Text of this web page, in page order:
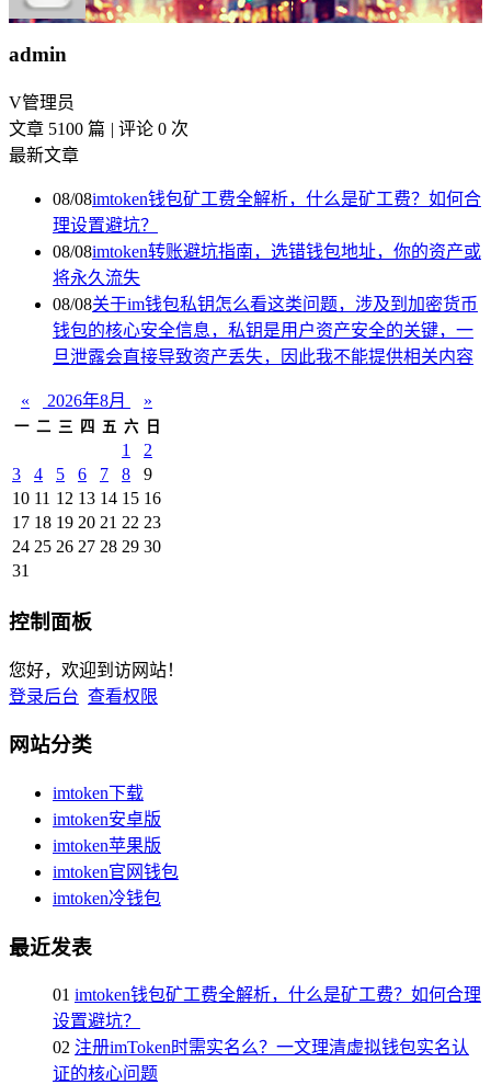
admin
V管理员
文章 5100 篇 | 评论 0 次
最新文章
08/08imtoken钱包矿工费全解析，什么是矿工费？如何合
理设置避坑？
08/08imtoken转账避坑指南，选错钱包地址，你的资产或
将永久流失
08/08关于im钱包私钥怎么看这类问题，涉及到加密货币
钱包的核心安全信息，私钥是用户资产安全的关键，一
旦泄露会直接导致资产丢失，因此我不能提供相关内容
« 2026年8月 »
一 二 三 四 五 六 日
1
2
3
4 5 6 7 8
9
10 11 12 13 14 15 16
17 18 19 20 21 22 23
24 25 26 27 28 29 30
31
控制面板
您好，欢迎到访网站！
登录后台 查看权限
网站分类
imtoken下载
imtoken安卓版
imtoken苹果版
imtoken官网钱包
imtoken冷钱包
最近发表
01 imtoken钱包矿工费全解析，什么是矿工费？如何合理
设置避坑？
02 注册imToken时需实名么？一文理清虚拟钱包实名认
证的核心问题